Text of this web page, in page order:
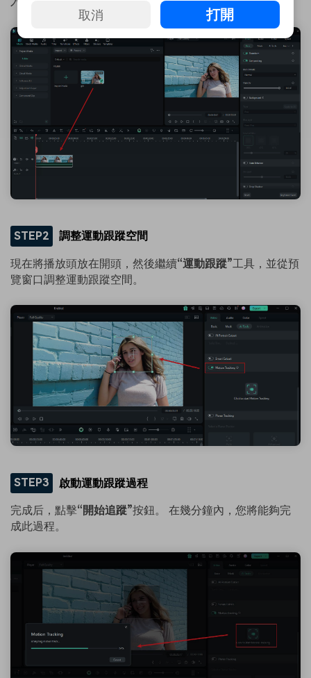
STEP2 調整運動跟蹤空間
現在將播放頭放在開頭，然後繼續“運動跟蹤”工具，並從預
覽窗口調整運動跟蹤空間。
STEP3 啟動運動跟蹤過程
完成后，點擊“開始追蹤”按鈕。 在幾分鐘內，您將能夠完
成此過程。
取消 打開